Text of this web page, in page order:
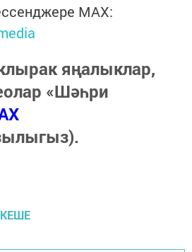
MАХ:
яңалыклар,
«Шәһри